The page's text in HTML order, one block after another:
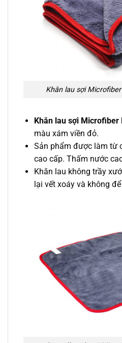
Khăn lau sợi
Khăn lau sợi Microfiber
màu xám viền đỏ.
Sản phẩm được làm từ
cao cấp. Thấm nước
Khăn lau không trầy
lại vết xoáy và không